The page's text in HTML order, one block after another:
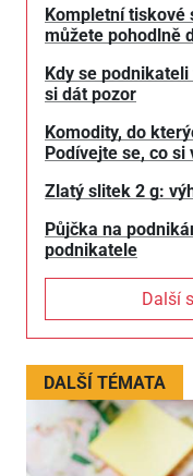
Kompletní tiskové
můžete pohodlně
Kdy se
si dát pozor
Komodity, do
Podívejte se, co si
Zlatý slitek 2 g:
Půjčka na
podnikatele
Další
DALŠÍ TÉMATA